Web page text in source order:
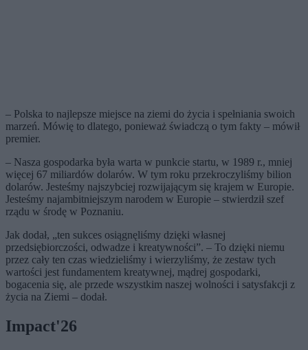
– Polska to najlepsze miejsce na ziemi do życia i spełniania swoich
marzeń. Mówię to dlatego, ponieważ świadczą o tym fakty – mówił
premier.
– Nasza gospodarka była warta w punkcie startu, w 1989 r., mniej
więcej 67 miliardów dolarów. W tym roku przekroczyliśmy bilion
dolarów. Jesteśmy najszybciej rozwijającym się krajem w Europie.
Jesteśmy najambitniejszym narodem w Europie – stwierdził szef
rządu w środę w Poznaniu.
Jak dodał, „ten sukces osiągnęliśmy dzięki własnej
przedsiębiorczości, odwadze i kreatywności”. – To dzięki niemu
przez cały ten czas wiedzieliśmy i wierzyliśmy, że zestaw tych
wartości jest fundamentem kreatywnej, mądrej gospodarki,
bogacenia się, ale przede wszystkim naszej wolności i satysfakcji z
życia na Ziemi – dodał.
Impact'26